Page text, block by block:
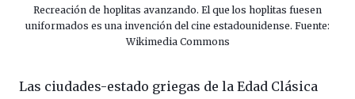
Recreación de hoplitas avanzando. El que los hoplitas fuesen
uniformados es una invención del cine estadounidense. Fuente:
Wikimedia Commons
Las ciudades-estado griegas de la Edad Clásica